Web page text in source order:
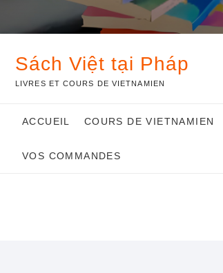
Sách Việt tại Pháp
LIVRES ET COURS DE VIETNAMIEN
ACCUEIL COURS DE VIETNAMIEN
VOS COMMANDES